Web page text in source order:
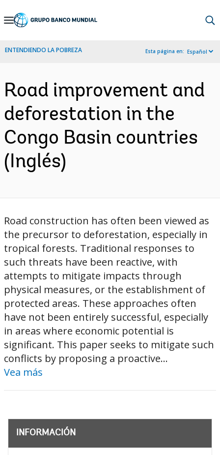
Skip
Navigation
ENTENDIENDO LA POBREZA Esta página en: Español
Road improvement and
deforestation in the
Congo Basin countries
(Inglés)
Road construction has often been viewed as
the precursor to deforestation, especially in
tropical forests. Traditional responses to
such threats have been reactive, with
attempts to mitigate impacts through
physical measures, or the establishment of
protected areas. These approaches often
have not been entirely successful, especially
in areas where economic potential is
significant. This paper seeks to mitigate such
conflicts by proposing a proactive...
Vea más
INFORMACIÓN